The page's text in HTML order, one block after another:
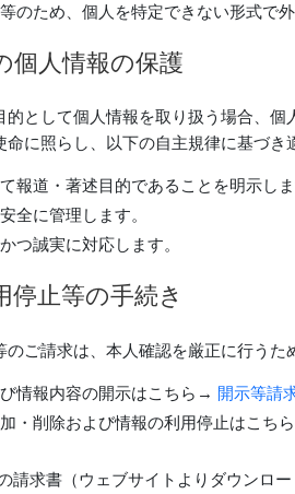
のため、個人を特定できない形式で
個人情報の保護
的として個人情報を取り扱う場合、
命に照らし、以下の自主規律に基づき
報道・著述目的であることを明示しま
全に管理します。
つ誠実に対応します。
停止等の手続き
ご請求は、本人確認を厳正に行うた
情報内容の開示はこちら→ 開示等請
・削除および情報の利用停止はこち
請求書（ウェブサイトよりダウンロ